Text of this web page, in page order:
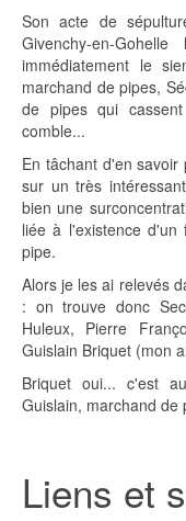
Son acte de
Givenchy-en-
immédiatement le
marchand de pipes,
de pipes qui
comble...
En tâchant d'en
sur un très intéressant
bien une
liée à l'existence
pipe.
Alors je les ai relevés
: on trouve donc
Huleux, Pierre
Guislain Briquet (mon
Briquet oui... c'est
Guislain, marchand de
Liens et